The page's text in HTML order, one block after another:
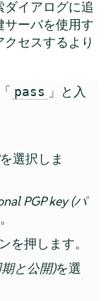
イアログに追
ーバを使用す
セスするより
pass 」と入
を選択しま
PGP key (パ
を押します。
と公開)を選